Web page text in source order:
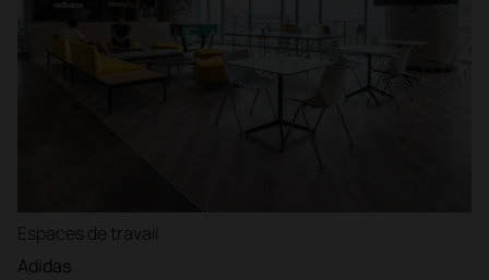
Espaces de travail
Adidas